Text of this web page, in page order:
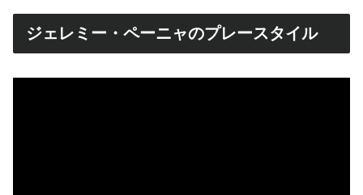
ジェレミー・ペーニャのプレースタイル